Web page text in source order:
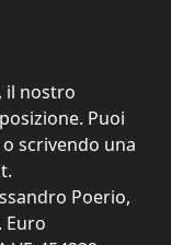
il nostro
Puoi
o scrivendo una
.
Poerio,
Euro